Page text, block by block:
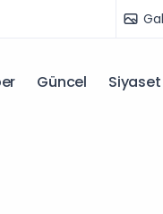
Güncel Siyaset